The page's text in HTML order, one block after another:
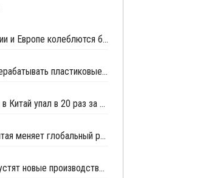
Цены на пропилен в Азии и Европе колеблются близ уровня в USD1000
В Китае научились перерабатывать пластиковые отходы в реактивное топливо с эффективностью 82%
Импорт полипропилена в Китай упал в 20 раз за пять лет
Самодостаточность Китая меняет глобальный рынок полипропилена
В КНР в 2026 году запустят новые производства ПП совокупной мощностью 4,9 млн тонн